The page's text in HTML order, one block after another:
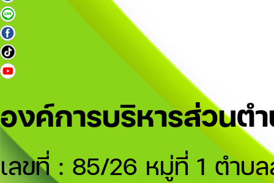
องค์การบริหารส่วนต
เลขที่ : 85/26 หมู่ที่ 1 ตำบ